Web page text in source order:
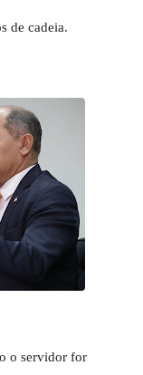
de cadeia.
o servidor for